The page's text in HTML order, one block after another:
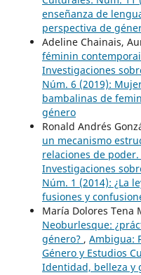
enseñanza de
perspectiva de
Adeline Chainais,
féminin
Investigaciones
Núm. 6 (2019):
bambalinas de
género
Ronald Andrés
un mecanismo
relaciones de poder.
Investigaciones
Núm. 1 (2014): ¿La
fusiones y
María Dolores Tena
Neoburlesque:
género? , Ambigua:
Género y Estudios
Identidad, belleza y